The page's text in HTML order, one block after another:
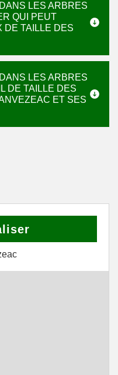
LES ARBRES
QUI PEUT
DE TAILLE DES
LES ARBRES
DE TAILLE DES
ET SES